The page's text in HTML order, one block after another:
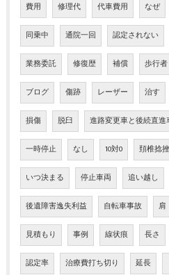
費用 修理代 代車費用 なぜ
同乗中 通院一回 認定されない
業務委託 修復歴 補償 歩行者
ブログ 傷跡 レーザー 治す
損傷 脱臼 進路変更車と後続直進
一時停止 なし 10対0 頚椎捻挫
いつ決まる 停止車両 追い越し
後遺障害逸失利益 自転車事故 肩
見積もり 事例 線状痕 長さ
認定率 治療費打ち切り 延長